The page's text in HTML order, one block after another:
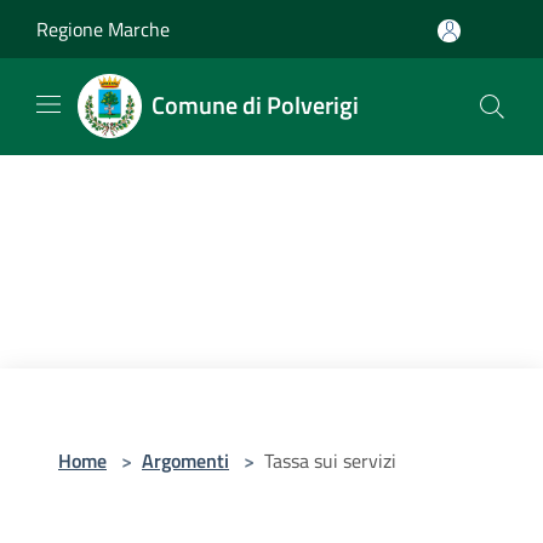
Regione Marche
Comune di Polverigi
Home > Argomenti > Tassa sui servizi